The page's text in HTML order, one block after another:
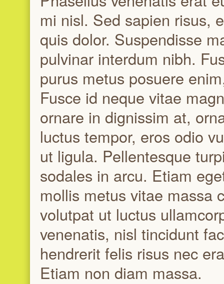
mi nisl. Sed sapien risus,
quis dolor. Suspendisse
pulvinar interdum nibh.
purus metus posuere
Fusce id neque vitae
ornare in dignissim at,
luctus tempor, eros odio
ut ligula. Pellentesque
sodales in arcu. Etiam
mollis metus vitae massa
volutpat ut luctus
venenatis, nisl tincidunt
hendrerit felis risus nec
Etiam non diam massa.